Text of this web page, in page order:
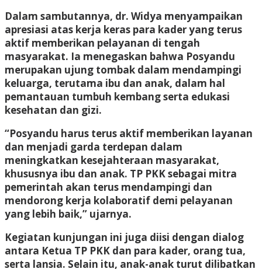
Dalam sambutannya, dr. Widya menyampaikan
apresiasi atas kerja keras para kader yang terus
aktif memberikan pelayanan di tengah
masyarakat. Ia menegaskan bahwa Posyandu
merupakan ujung tombak dalam mendampingi
keluarga, terutama ibu dan anak, dalam hal
pemantauan tumbuh kembang serta edukasi
kesehatan dan gizi.
“Posyandu harus terus aktif memberikan layanan
dan menjadi garda terdepan dalam
meningkatkan kesejahteraan masyarakat,
khususnya ibu dan anak. TP PKK sebagai mitra
pemerintah akan terus mendampingi dan
mendorong kerja kolaboratif demi pelayanan
yang lebih baik,” ujarnya.
Kegiatan kunjungan ini juga diisi dengan dialog
antara Ketua TP PKK dan para kader, orang tua,
serta lansia. Selain itu, anak-anak turut dilibatkan